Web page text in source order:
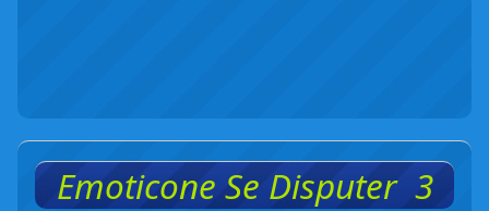
Emoticone Se Disputer 3